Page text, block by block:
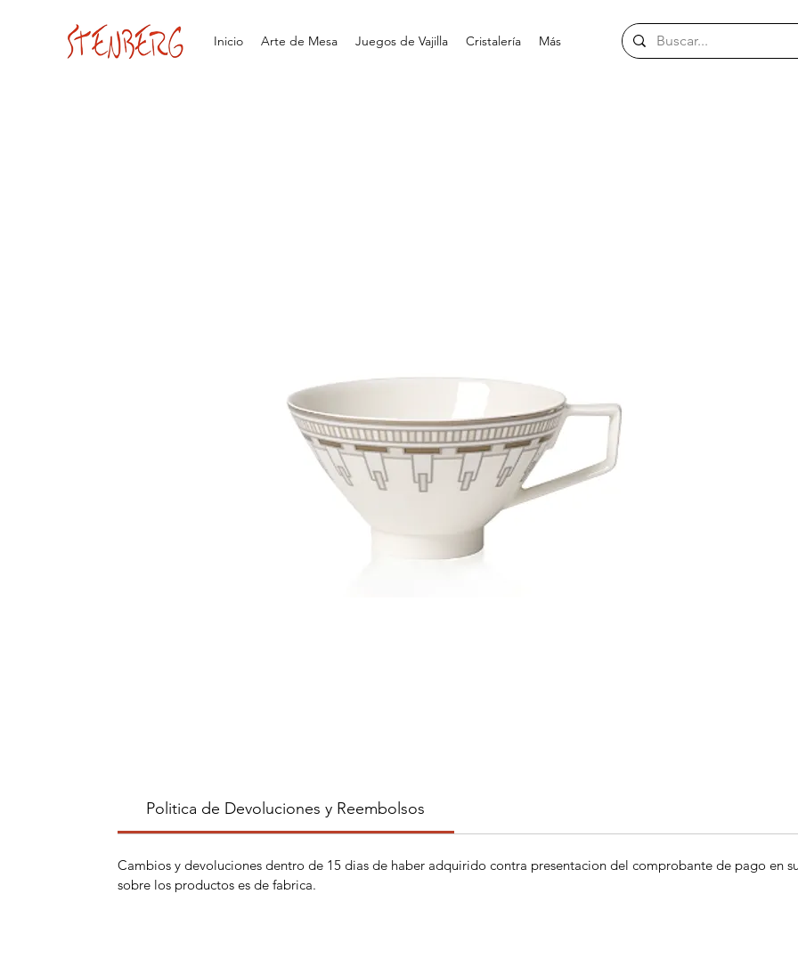
Inicio Arte de Mesa Juegos de Vajilla Cristalería Más
Politica de Devoluciones y Reembolsos
Cambios y devoluciones dentro de 15 dias de haber adquirido contra presentacion del comprobante de pago en
sobre los productos es de fabrica.